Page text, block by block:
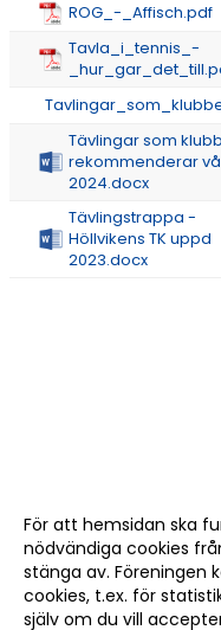
TRYGG TENNIS
DOKUMENT
ÖPETTIDER SOMMAR
ROG_-_Affisch.pdf
Tavla_i_tennis_-
Tävlingar som
rekommenderar
2024.docx
Tävlingstrappa -
Höllvikens TK uppd
2023.docx
För att hemsidan ska
nödvändiga cookies
stänga av. Föreningen
cookies, t.ex. för
själv om du vill